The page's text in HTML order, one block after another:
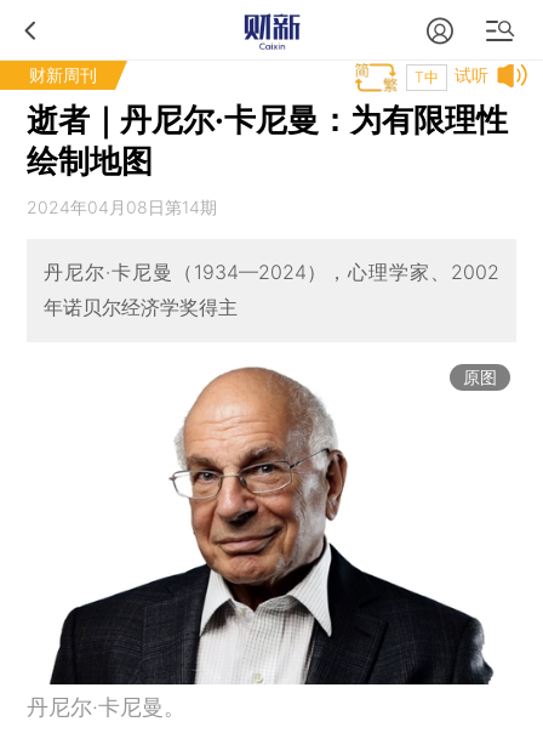
财新周刊 试听
T中
逝者｜丹尼尔·卡尼曼：为有限理性
绘制地图
2024年04月08日第14期
丹尼尔·卡尼曼（1934—2024），心理学家、2002
年诺贝尔经济学奖得主
原图
丹尼尔·卡尼曼。